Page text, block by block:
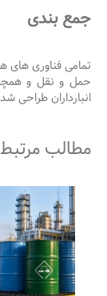
جمع بندی
تمامی فناوری
حمل و نقل و
انبارداران طراحی
مطالب مرتبط